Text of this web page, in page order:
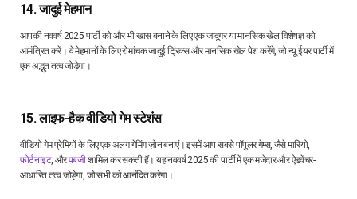
14. जादुई मेहमान
आपकी नववर्ष 2025 पार्टी को और भी खास बनाने के लिए एक जादूगर या मानसिक खेल विशेषज्ञ को
आमंत्रित करें। वे मेहमानों के लिए रोमांचक जादुई ट्रिक्स और मानसिक खेल पेश करेंगे, जो न्यू ईयर पार्टी में
एक अद्भुत तत्व जोड़ेगा।
15. लाइफ-हैक वीडियो गेम स्टेशंस
वीडियो गेम प्रेमियों के लिए एक अलग गेमिंग ज़ोन बनाएं। इसमें आप सबसे पॉपुलर गेम्स, जैसे मारियो,
फोर्टनाइट, औरपबजीशामिल कर सकती हैं। यह नववर्ष 2025 की पार्टी में एक मजेदार और ऐडवेंचर-
आधारित तत्व जोड़ेगा, जो सभी को आनंदित करेगा।